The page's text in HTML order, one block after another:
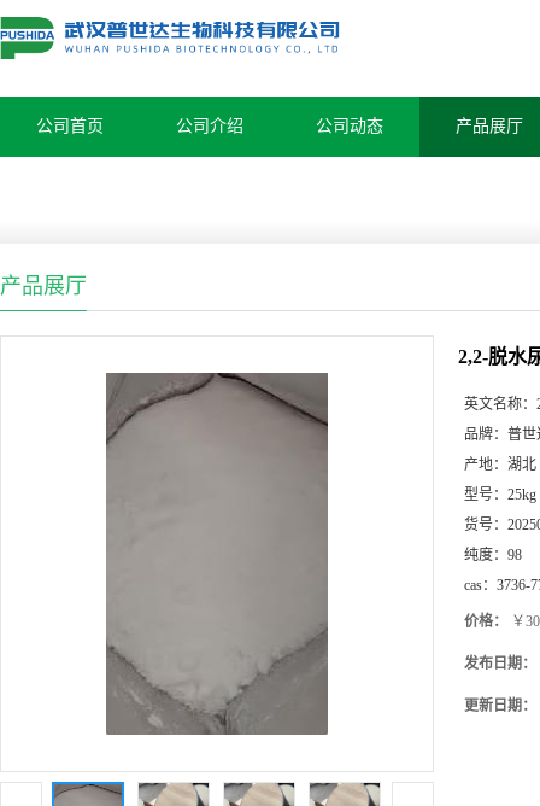
公司首页 公司介绍 公司动态 产品展厅
产品展厅
2,2-脱水
英文名称：
品牌： 普世
产地： 湖北
型号： 25kg
货号：
纯度： 98
cas： 3736-
价格： ￥
发布日期：
更新日期：